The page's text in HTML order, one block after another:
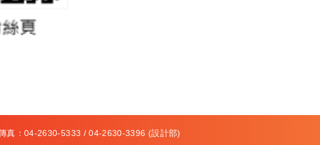
真：04-2630-5333 / 04-2630-3396 (設計部)